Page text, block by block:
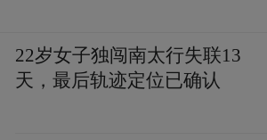
22岁女子独闯南太行失联13
天，最后轨迹定位已确认